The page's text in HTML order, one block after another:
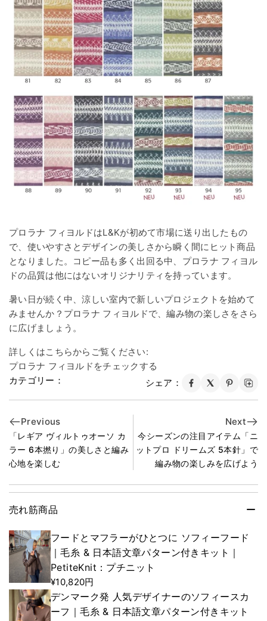
売れ筋商品
フードとマフラーがひとつに ソフィーフード
｜毛糸 & 日本語文章パターン付きキット｜
PetiteKnit：プチニット
¥10,820円
デンマーク発 人気デザイナーのソフィースカ
ーフ｜毛糸 & 日本語文章パターン付きキット
プロラナ フィヨルドはL&Kが初めて市場に送り出したもの
で、使いやすさとデザインの美しさから瞬く間にヒット商品
となりました。コピー品も多く出回る中、プロラナ フィヨル
ドの品質は他にはないオリジナリティを持っています。
暑い日が続く中、涼しい室内で新しいプロジェクトを始めて
みませんか？プロラナ フィヨルドで、編み物の楽しさをさら
に広げましょう。
詳しくはこちらからご覧ください:
プロラナ フィヨルドをチェックする
カテゴリー：
シェア：
Previous
「レギア ヴィルトゥオーソ カ
ラー 6本撚り」の美しさと編み
心地を楽しむ
Next
今シーズンの注目アイテム「ニ
ットプロ ドリームズ 5本針」で
編み物の楽しみを広げよう